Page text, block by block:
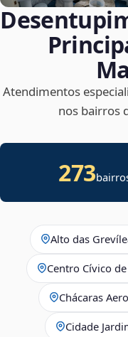
Atendimentos
nos bairros
273
Alto das
Centro Cívico
Chácaras
Cidade